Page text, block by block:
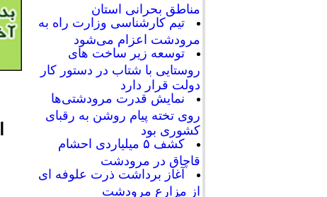
مناطق بحرانی استان
تیم کارشناسی وزارت راه به
مرودشت اعزام می‌شود
توسعه زیر ساخت های
روستایی با شتاب در دستور کار
دولت قرار دارد
نمایش قدرت مرودشتی‌ها
روی تخته پیام روشن به رقبای
کشوری بود
کشف ۵ میلیاردی احشام
قاچاق در مرودشت
آغاز برداشت ذرت علوفه ای
از مزارع مرودشت